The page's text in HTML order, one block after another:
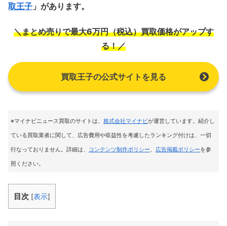
取王子 」があります。
＼まとめ売りで最大6万円（税込）買取価格がアップす
る！／
買取王子の公式サイトを見る
※マイナビニュース買取のサイトは、 株式会社マイナビが運営しています。紹介し
ている買取業者に関して、広告費用や収益性を考慮したランキング付けは、一切
行なっておりません。詳細は、 コンテンツ制作ポリシー、 広告掲載ポリシーを参
照ください。
目次 [表示]